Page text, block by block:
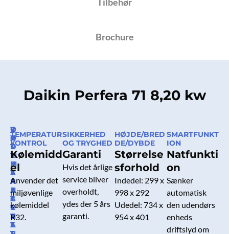
Brochure
Daikin Perfera 71 8,20 kw
O
P
T
I
M
E
R
E
T
E
N
E
V
A
R
M
E
K
A
P
A
C
I
T
K
Ø
L
E
K
A
P
A
C
I
T
E
L
Y
D
T
R
Y
K
N
I
V
E
A
TEMPERATUR
KONTROL
Kølemidd
el
Anvender det
miljøvenlige
kølemiddel
R32.
SIKKERHED
OG TRYGHED
Garanti
Hvis det årlige
service bliver
overholdt,
ydes der 5 års
garanti.
HØJDE/BRED
DE/DYBDE
Størrelse
sforhold
Indedel: 299 x
998 x 292
Udedel: 734 x
954 x 401
SMARTFUNKT
ION
Natfunkti
on
Sænker
automatisk
den udendørs
enheds
driftslyd om